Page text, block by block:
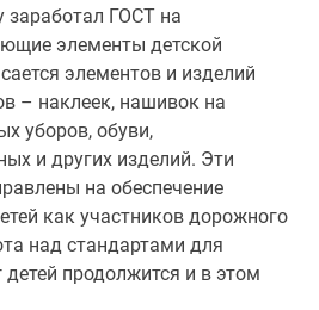
заработал ГОСТ на
элементы детской
элементов и изделий
– наклеек, нашивок на
уборов, обуви,
и других изделий. Эти
на обеспечение
как участников дорожного
над стандартами для
детей продолжится и в этом